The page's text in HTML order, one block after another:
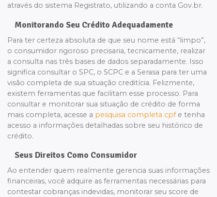
através do sistema Registrato, utilizando a conta Gov.br.
Monitorando Seu Crédito Adequadamente
Para ter certeza absoluta de que seu nome está “limpo”,
o consumidor rigoroso precisaria, tecnicamente, realizar
a consulta nas três bases de dados separadamente. Isso
significa consultar o SPC, o SCPC e a Serasa para ter uma
visão completa de sua situação creditícia. Felizmente,
existem ferramentas que facilitam esse processo. Para
consultar e monitorar sua situação de crédito de forma
mais completa, acesse a pesquisa completa cpfe tenha
acesso a informações detalhadas sobre seu histórico de
crédito.
Seus Direitos Como Consumidor
Ao entender quem realmente gerencia suas informações
financeiras, você adquire as ferramentas necessárias para
contestar cobranças indevidas, monitorar seu score de